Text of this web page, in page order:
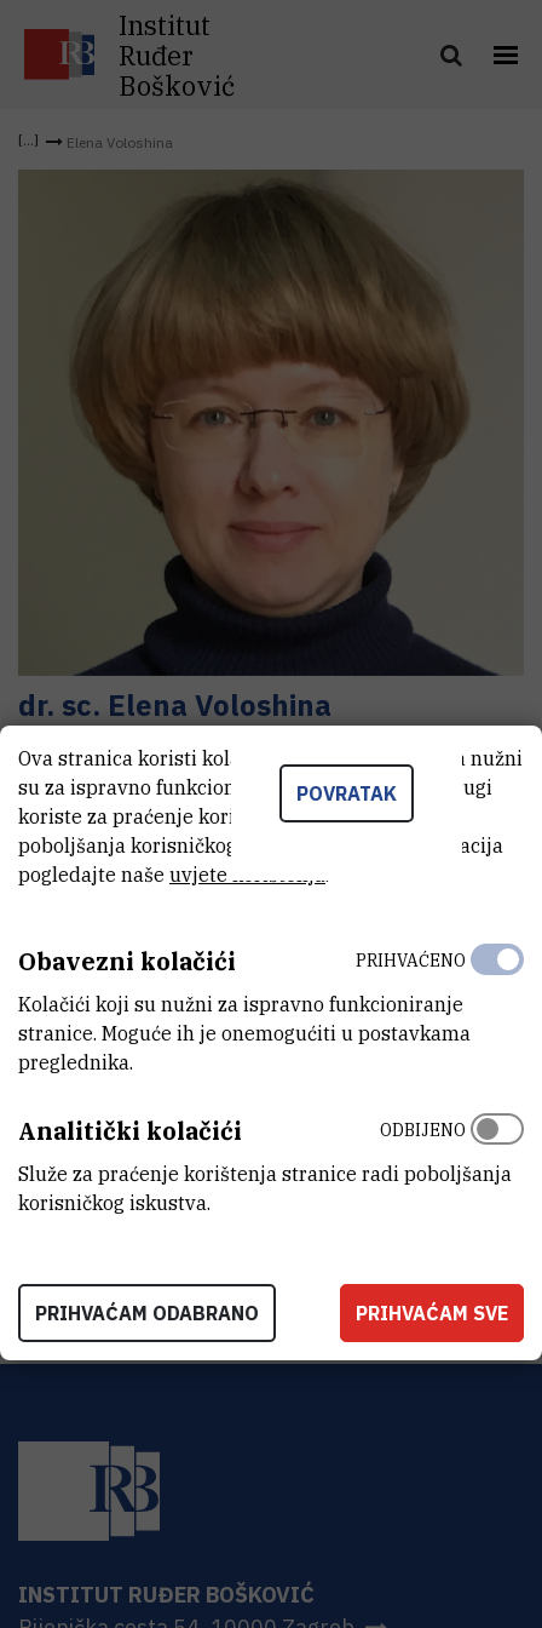
Institut
Ruđer
Bošković
Elena Voloshina
dr. sc. Elena Voloshina
Znanstveni savjetnik
E-MAIL
Elena.Voloshina@irb.hr
Institut Ruđer Bošković
Bijenička 54
HR-10000 Zagreb
Research Gate
Publons
INSTITUT RUĐER BOŠKOVIĆ
POVRATAK
Ova stranica koristi kolačiće. Neki od tih kolačića nužni
su za ispravno funkcioniranje stranice, dok se drugi
koriste za praćenje korištenja stranice radi
poboljšanja korisničkog iskustva. Za više informacija
pogledajte naše uvjete korištenja.
Obavezni kolačići
Kolačići koji su nužni za ispravno funkcioniranje
stranice. Moguće ih je onemogućiti u postavkama
preglednika.
PRIHVAĆENO
Analitički kolačići
Služe za praćenje korištenja stranice radi poboljšanja
korisničkog iskustva.
ODBIJENO
PRIHVAĆAM ODABRANO PRIHVAĆAM SVE